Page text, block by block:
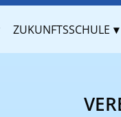
ZUKUNFTSSCHULE